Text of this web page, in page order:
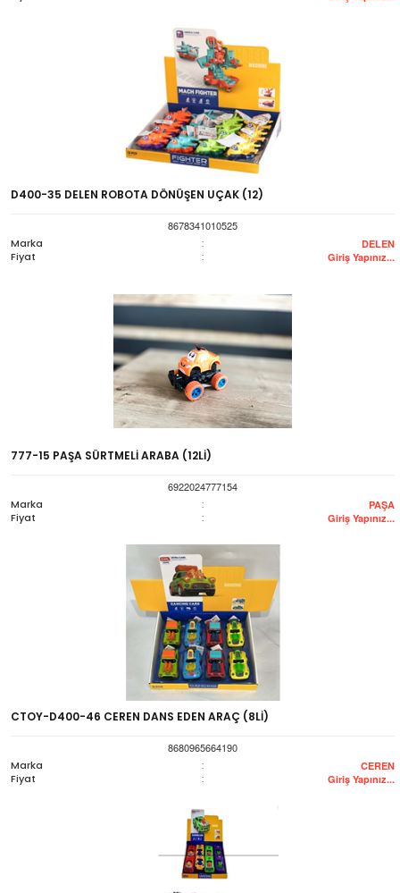
D400-35 DELEN ROBOTA DÖNÜŞEN UÇAK (12)
8678341010525
Marka
: DELEN
Fiyat : Giriş Yapınız...
777-15 PAŞA SÜRTMELİ ARABA (12Lİ)
6922024777154
Marka
: PAŞA
Fiyat : Giriş Yapınız...
CTOY-D400-46 CEREN DANS EDEN ARAÇ (8Lİ)
8680965664190
Marka
: CEREN
Fiyat : Giriş Yapınız...